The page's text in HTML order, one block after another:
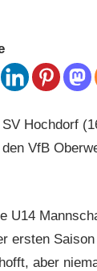
Hochdorf
VfB
U14
ersten
aber